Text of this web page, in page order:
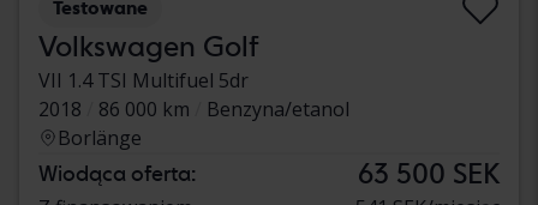
Testowane
Volkswagen Golf
VII 1.4 TSI Multifuel 5dr
2018
86 000 km
Benzyna/etanol
Borlänge
Wiodąca oferta: 63 500 SEK